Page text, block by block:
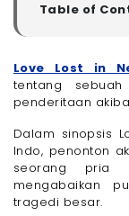
Table of
Pemeran
- 1.
- 2. Ibu
- 3. Laura
- 4. Kathy
- 5. Max
Link Nonton
Indo
Love Lost in
tentang
penderitaan
Dalam sinopsis
Indo, penonton
seorang pria
mengabaikan
tragedi besar.